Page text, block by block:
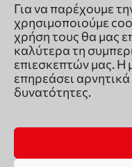
Για να παρέχουμε
χρησιμοποιούμε
χρήση τους θα μας
καλύτερα τη
επιεσκεπτών μας. Η
επηρεάσει αρνητικά
δυνατότητες.